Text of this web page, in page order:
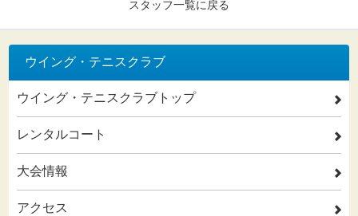
スタッフ一覧に戻る
ウイング・テニスクラブ
ウイング・テニスクラブトップ 2
レンタルコート 2
大会情報 2
アクセス 2